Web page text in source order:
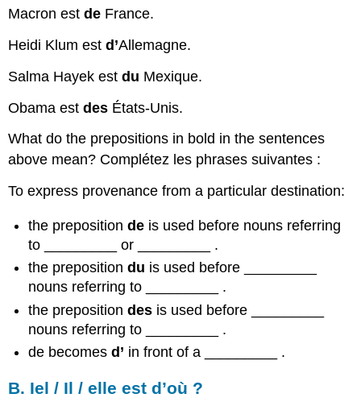
Macron estde France.
Heidi Klum estd’Allemagne.
Salma Hayek estdu Mexique.
Obama estdes États-Unis.
What do the prepositions in bold in the sentences
above mean? Complétez les phrases suivantes :
To express provenance from a particular destination:
the preposition de is used before nouns referring
to _________ or _________ .
the prepositiondu is used before _________
nouns referring to _________ .
the preposition des is used before _________
nouns referring to _________ .
de becomesd’ in front of a _________ .
B. Iel / Il / elle est d’où ?